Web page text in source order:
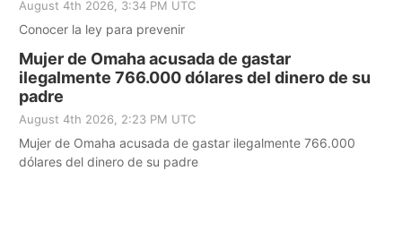
August 4th 2026, 3:34 PM UTC
Conocer la ley para prevenir
Mujer de Omaha acusada de gastar
ilegalmente 766.000 dólares del dinero de su
padre
August 4th 2026, 2:23 PM UTC
Mujer de Omaha acusada de gastar ilegalmente 766.000
dólares del dinero de su padre